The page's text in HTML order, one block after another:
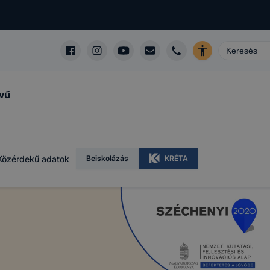
adatok Beiskolázás KRÉTA